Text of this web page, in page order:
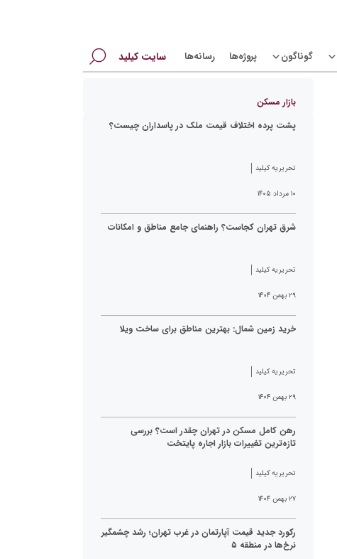
برای:
گوناگون پروژه‌ها رسانه‌ها سایت کیلید
بازار مسکن
پشت پرده اختلاف قیمت ملک در پاسداران چیست؟
تحریریه کیلید
۱۰ مرداد ۱۴۰۵
شرق تهران کجاست؟ راهنمای جامع مناطق و امکانات
تحریریه کیلید
۲۹ بهمن ۱۴۰۴
خرید زمین شمال: بهترین مناطق برای ساخت ویلا
تحریریه کیلید
۲۹ بهمن ۱۴۰۴
رهن کامل مسکن در تهران چقدر است؟ بررسی
تازه‌ترین تغییرات بازار اجاره پایتخت
تحریریه کیلید
۲۷ بهمن ۱۴۰۴
رکورد جدید قیمت آپارتمان در غرب تهران؛ رشد چشمگیر
نرخ‌ها در منطقه ۵